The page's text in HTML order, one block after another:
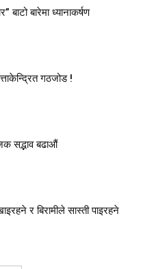
बाटो बारेमा ध्यानाकर्षण
गठजोड !
सद्भाव बढाऔं
र बिरामीले सास्ती पाइरहने